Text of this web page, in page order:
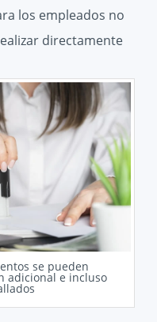
los empleados no
directamente
se pueden
adicional e incluso